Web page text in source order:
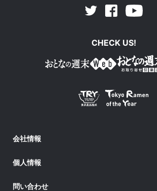
Twitter Facebook
CHECK US!
会社情報
個人情報
問い合わせ